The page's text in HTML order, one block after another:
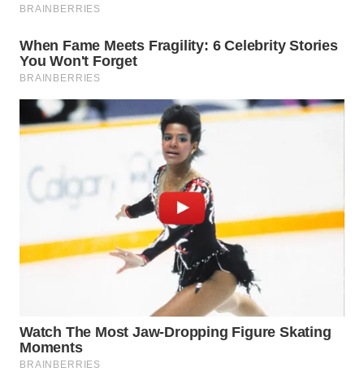
TANJUNG
LESUNG
WN
KARO
SIMALUNGUN
LABUHANBATU
WN DELI